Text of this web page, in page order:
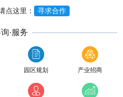
点这里： 寻求合作
·服务
园区规划 产业招商